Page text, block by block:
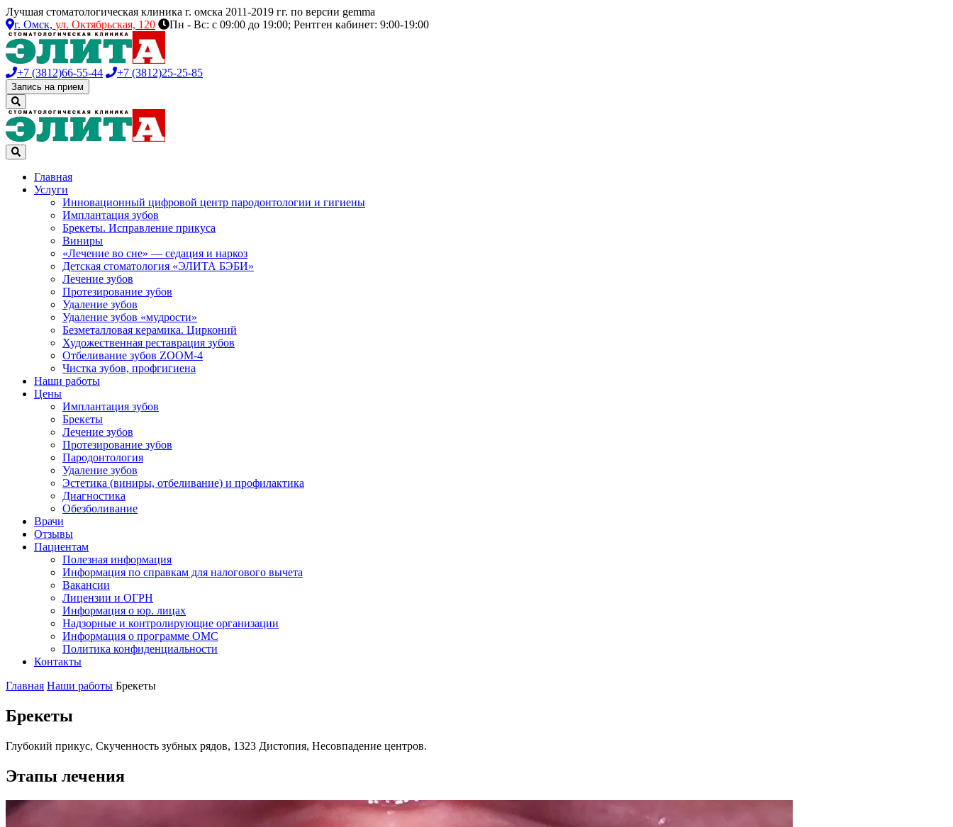
Лучшая стоматологическая клиника г. омска 2011-2019 гг. по версии gemma
г. Омск, ул. Октябрьская, 120 Пн - Вс: с 09:00 до 19:00; Рентген кабинет: 9:00-19:00
+7 (3812)66-55-44 +7 (3812)25-25-85
Запись на прием
Главная
Услуги
Инновационный цифровой центр пародонтологии и гигиены
Имплантация зубов
Брекеты. Исправление прикуса
Виниры
«Лечение во сне» — седация и наркоз
Детская стоматология «ЭЛИТА БЭБИ»
Лечение зубов
Протезирование зубов
Удаление зубов
Удаление зубов «мудрости»
Безметалловая керамика. Цирконий
Художественная реставрация зубов
Отбеливание зубов ZOOM-4
Чистка зубов, профгигиена
Наши работы
Цены
Имплантация зубов
Брекеты
Лечение зубов
Протезирование зубов
Пародонтология
Удаление зубов
Эстетика (виниры, отбеливание) и профилактика
Диагностика
Обезболивание
Врачи
Отзывы
Пациентам
Полезная информация
Информация по справкам для налогового вычета
Вакансии
Лицензии и ОГРН
Информация о юр. лицах
Надзорные и контролирующие организации
Информация о программе ОМС
Политика конфиденциальности
Контакты
Главная Наши работы Брекеты
Брекеты
Глубокий прикус, Скученность зубных рядов, 1323 Дистопия, Несовпадение центров.
Этапы лечения